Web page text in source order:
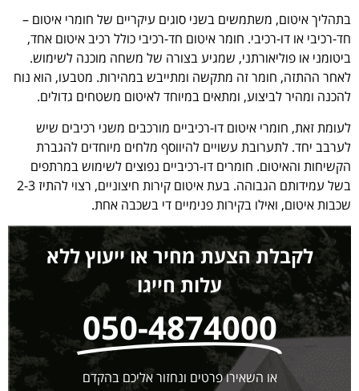
בתהליך איטום, משתמשים בשני סוגים עיקריים של חומרי איטום –
חד-רכיבי או דו-רכיבי. חומר איטום חד-רכיבי כולל רכיב איטום אחד,
ביטומני או פוליאורתני, שמגיע בצורה של משחה מוכנה לשימוש.
לאחר ההתזה, חומר זה מתקשה ומתייבש במהירות. מטבעו, הוא נוח
להכנה ומהיר לביצוע, ומתאים במיוחד לאיטום משטחים גדולים.
לעומת זאת, חומרי איטום דו-רכיביים מורכבים משני רכיבים שיש
לערבב יחד. לתערובת עשויים להיווסף מלחים מיוחדים להגברת
הקשיחות והאיטום. חומרים דו-רכיביים נפוצים לשימוש במרתפים
בשל עמידותם הגבוהה. בעת איטום קירות חיצוניים, רצוי להתיז 2-3
שכבות איטום, ואילו בקירות פנימיים די בשכבה אחת.
לקבלת הצעת מחיר או ייעוץ ללא
עלות חייגו
050-4874000
או השאירו פרטים ונחזור אליכם בהקדם